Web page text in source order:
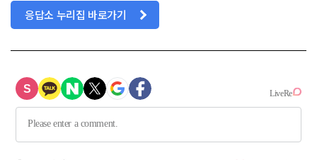
응답소 누리집 바로가기